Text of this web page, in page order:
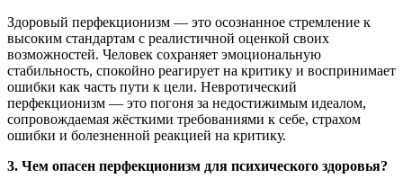
Здоровый перфекционизм — это осознанное стремление к
высоким стандартам с реалистичной оценкой своих
возможностей. Человек сохраняет эмоциональную
стабильность, спокойно реагирует на критику и воспринимает
ошибки как часть пути к цели. Невротический
перфекционизм — это погоня за недостижимым идеалом,
сопровождаемая жёсткими требованиями к себе, страхом
ошибки и болезненной реакцией на критику.
3. Чем опасен перфекционизм для психического здоровья?